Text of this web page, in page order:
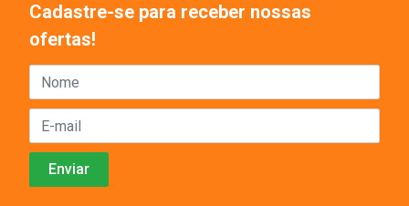
Cadastre-se para receber nossas
ofertas!